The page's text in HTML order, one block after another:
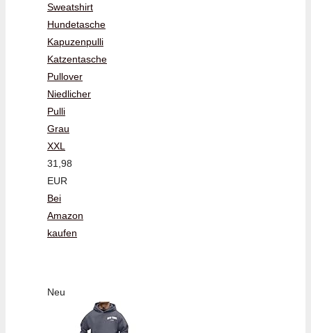
Sweatshirt
Hundetasche
Kapuzenpulli
Katzentasche
Pullover
Niedlicher
Pulli
Grau
XXL
31,98
EUR
Bei
Amazon
kaufen
Neu